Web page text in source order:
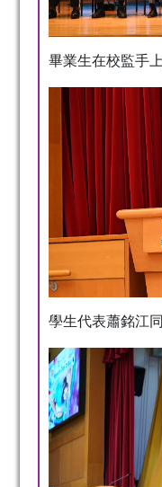
畢業生在校監手
學生代表蕭銘江